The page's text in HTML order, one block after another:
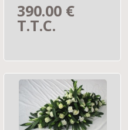
390.00 €
T.T.C.